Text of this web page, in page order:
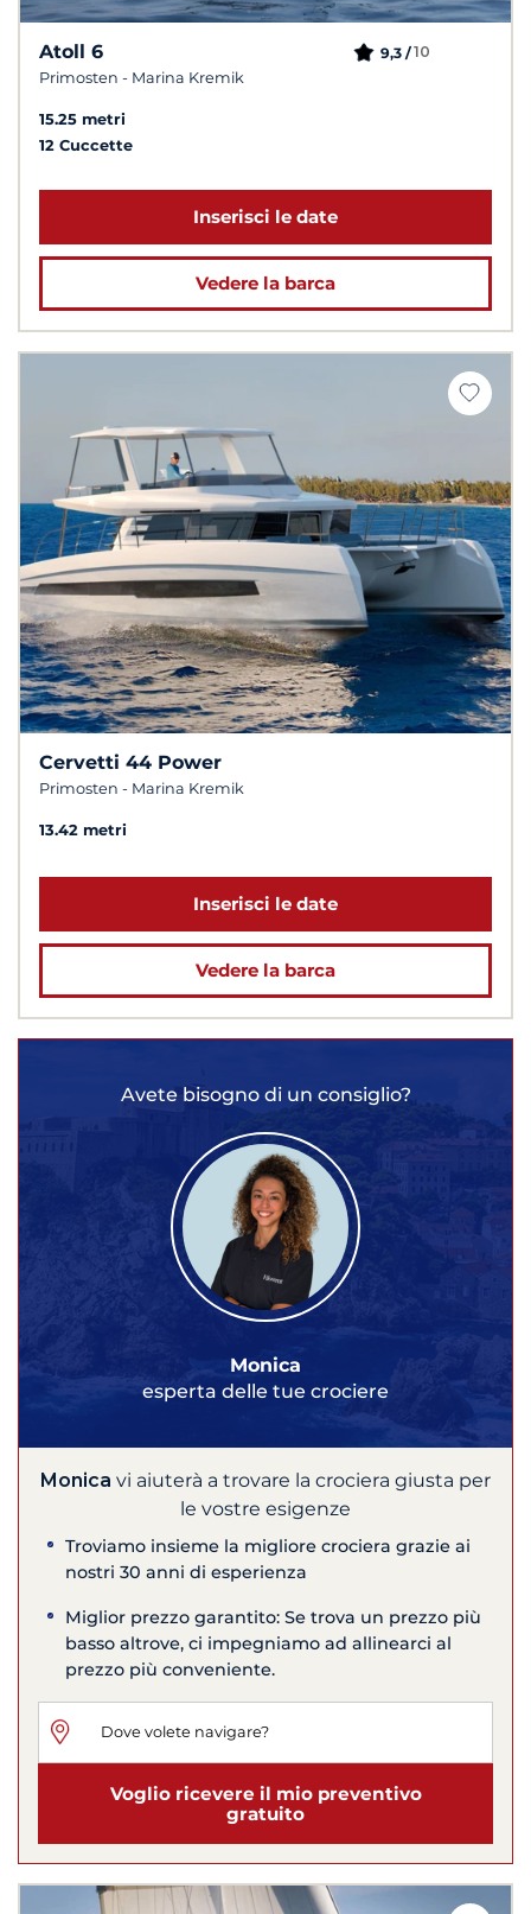
Atoll 6
Primosten - Marina Kremik
9,3 /10
15.25 metri
12 Cuccette
Inserisci le date
Vedere la barca
Cervetti 44 Power
Primosten - Marina Kremik
13.42 metri
Inserisci le date
Vedere la barca
Avete bisogno di un consiglio?
Monica
esperta delle tue crociere
Monica vi aiuterà a trovare la crociera giusta per
le vostre esigenze
Troviamo insieme la migliore crociera grazie ai
nostri 30 anni di esperienza
Miglior prezzo garantito: Se trova un prezzo più
basso altrove, ci impegniamo ad allinearci al
prezzo più conveniente.
Voglio ricevere il mio preventivo
gratuito